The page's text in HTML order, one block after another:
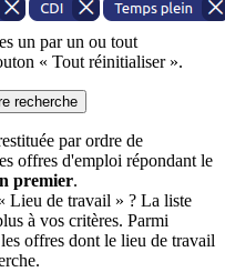
un par un ou tout
« Tout réinitialiser ».
recherche
par ordre de
offres d'emploi répondant le
premier.
Lieu de travail » ? La liste
à vos critères. Parmi
offres dont le lieu de travail